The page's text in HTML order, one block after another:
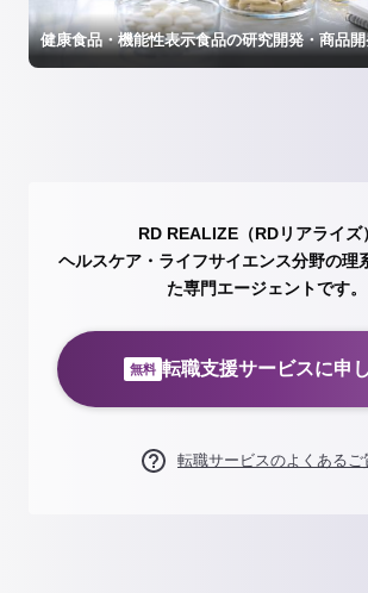
健康食品・機能性表示食品の研究開発・商品
RD REALIZE（RDリアライズ
ヘルスケア・ライフサイエンス分野の理
た専門エージェントです。
無料 転職支援サービスに申
転職サービスのよくあるご